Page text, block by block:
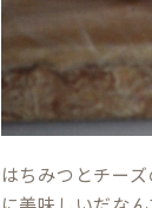
はちみつとチー